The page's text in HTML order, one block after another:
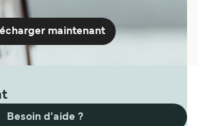
maintenant
Besoin d'aide ?